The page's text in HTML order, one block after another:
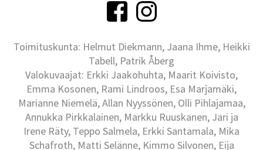
Toimituskunta: Helmut Diekmann, Jaana Ihme, Heikki
Tabell, Patrik Åberg
Valokuvaajat: Erkki Jaakohuhta, Maarit Koivisto,
Emma Kosonen, Rami Lindroos, Esa Marjamäki,
Marianne Niemelä, Allan Nyyssönen, Olli Pihlajamaa,
Annukka Pirkkalainen, Markku Ruuskanen, Jari ja
Irene Räty, Teppo Salmela, Erkki Santamala, Mika
Schafroth, Matti Selänne, Kimmo Silvonen, Eija